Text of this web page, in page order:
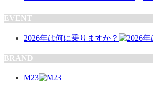
EVENT
2026年は何に乗りますか？
BRAND
M23